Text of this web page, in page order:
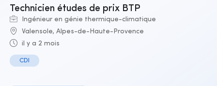
Technicien études de prix BTP
Ingénieur en génie thermique-climatique
Valensole, Alpes-de-Haute-Provence
il y a 2 mois
CDI